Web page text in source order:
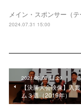
メイン・スポンサー（
2024.07.31 15:00
2021.09.08 11:29
【決勝大会映像】入
ム３選（2019年）